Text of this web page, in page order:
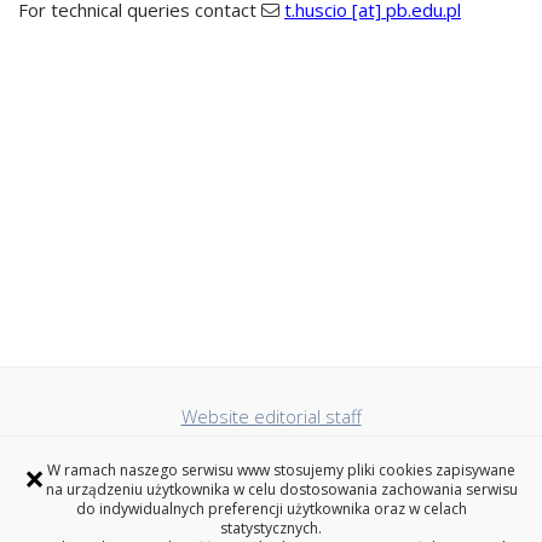
× W ramach naszego serwisu www stosujemy pliki cookies zapisywane
na urządzeniu użytkownika w celu dostosowania zachowania serwisu
do indywidualnych preferencji użytkownika oraz w celach
statystycznych.
For technical queries contact t.huscio [at] pb.edu.pl
Website editorial staff
Privacy policy
Faculty of Mechanical Engineering